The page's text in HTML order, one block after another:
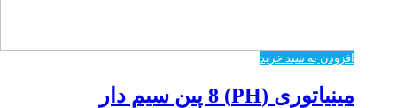
افزودن به سبد خرید
مینیاتوری (PH) 8 پین سیم دار